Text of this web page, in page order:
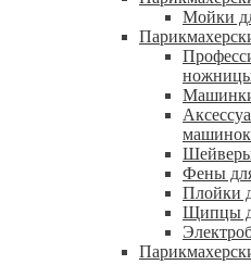
Мойки
машинок
Фены
Плойки
Щипцы